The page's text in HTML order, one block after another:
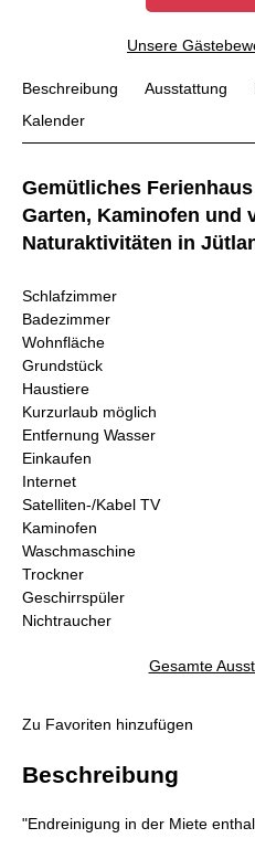
Unsere
Beschreibung Ausstattung
Kalender
Gemütliches
Garten, Kaminofen und
Naturaktivitäten in
Schlafzimmer
Badezimmer
Wohnfläche
Grundstück
Haustiere
Kurzurlaub möglich
Entfernung Wasser
Einkaufen
Internet
Satelliten-/Kabel TV
Kaminofen
Waschmaschine
Trockner
Geschirrspüler
Nichtraucher
Gesamte
Zu Favoriten hinzufügen
Beschreibung
"Endreinigung in der Miete